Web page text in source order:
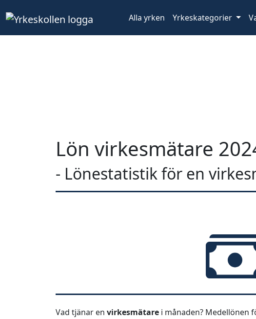
Alla yrken Yrkeskategorier
Lön virkesmätare
- Lönestatistik för en
Vad tjänar en virkesmätare i månaden? Medellönen